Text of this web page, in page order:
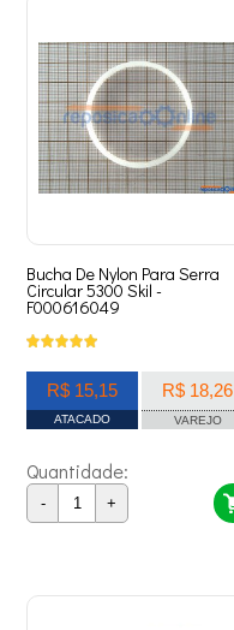
Bucha De Nylon Para Serra
Circular 5300 Skil -
F000616049
R$ 15,15
ATACADO
R$ 18,26
VAREJO
Quantidade:
- +